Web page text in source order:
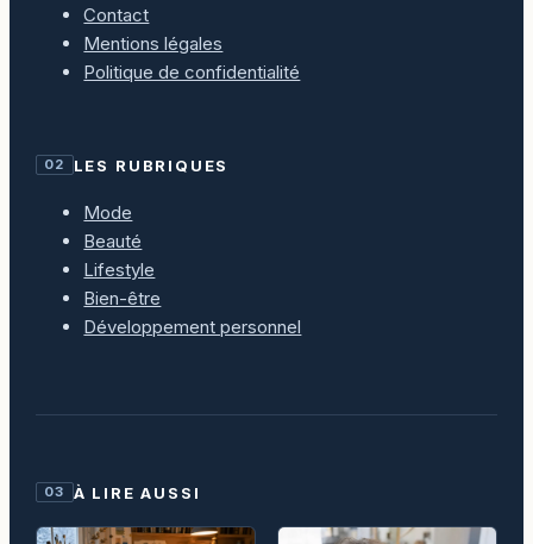
Contact
Mentions légales
Politique de confidentialité
02 LES RUBRIQUES
Mode
Beauté
Lifestyle
Bien-être
Développement personnel
03 À LIRE AUSSI